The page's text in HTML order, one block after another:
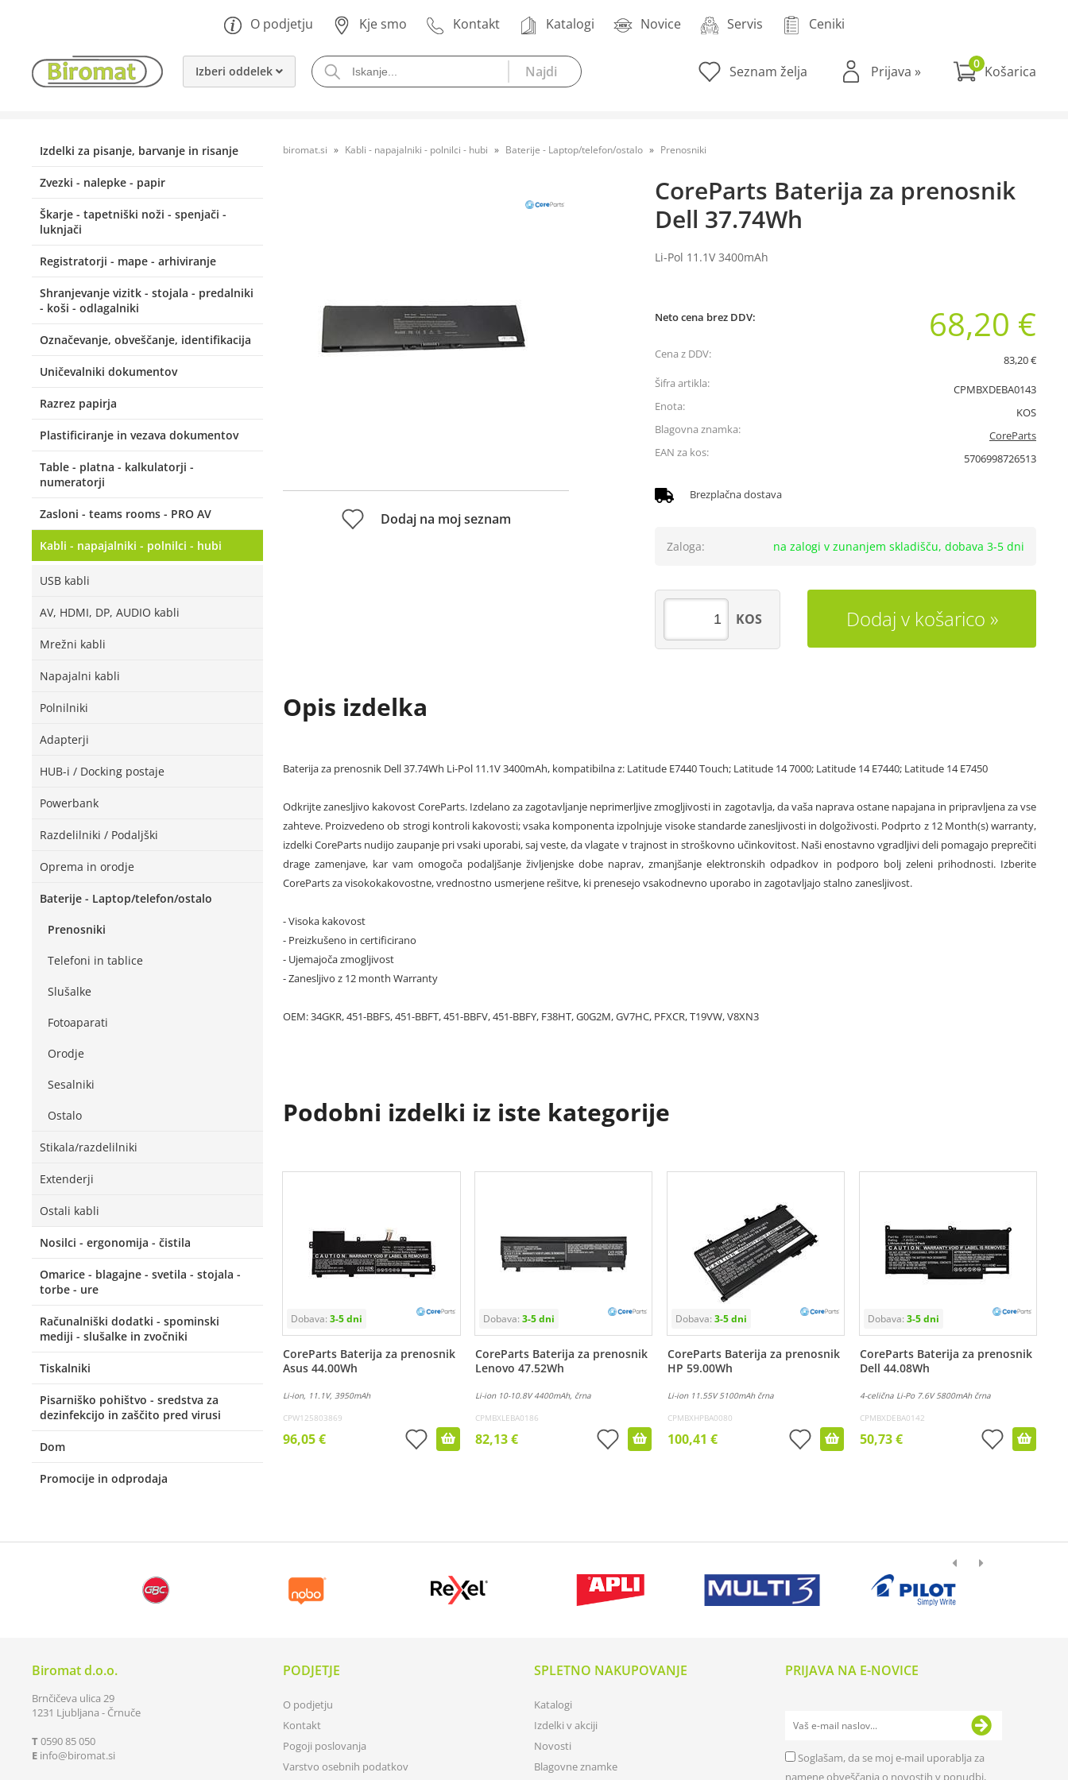
O podjetju Kje smo Kontakt Katalogi Novice Servis Ceniki
Izberi oddelek Seznam želja Prijava » 0
Izdelki za pisanje, barvanje in risanje
Zvezki - nalepke - papir
Škarje - tapetniški noži - spenjači -
luknjači
Registratorji - mape - arhiviranje
Shranjevanje vizitk - stojala - predalniki
- koši - odlagalniki
Označevanje, obveščanje, identifikacija
Uničevalniki dokumentov
Razrez papirja
Plastificiranje in vezava dokumentov
Table - platna - kalkulatorji -
numeratorji
Zasloni - teams rooms - PRO AV
Kabli - napajalniki - polnilci - hubi
USB kabli
AV, HDMI, DP, AUDIO kabli
Mrežni kabli
Napajalni kabli
Polnilniki
Adapterji
HUB-i / Docking postaje
Powerbank
Razdelilniki / Podaljški
Oprema in orodje
Baterije - Laptop/telefon/ostalo
Prenosniki
Telefoni in tablice
Slušalke
Fotoaparati
Orodje
Sesalniki
Ostalo
Stikala/razdelilniki
Extenderji
Ostali kabli
Nosilci - ergonomija - čistila
Omarice - blagajne - svetila - stojala -
torbe - ure
Računalniški dodatki - spominski
mediji - slušalke in zvočniki
Tiskalniki
Pisarniško pohištvo - sredstva za
dezinfekcijo in zaščito pred virusi
Dom
Promocije in odprodaja
biromat.si Kabli - napajalniki - polnilci - hubi Baterije - Laptop/telefon/ostalo Prenosniki
CoreParts Baterija za prenosnik
Dell 37.74Wh
Li-Pol 11.1V 3400mAh
Dodaj na moj seznam
Neto cena brez DDV: 68,20 €
Cena z DDV:
83,20 €
Šifra artikla:
CPMBXDEBA0143
Enota:
KOS
Blagovna znamka:
CoreParts
EAN za kos:
5706998726513
Brezplačna dostava
Zaloga: na zalogi v zunanjem skladišču, dobava 3-5 dni
Dodaj v košarico
KOS
Opis izdelka
Baterija za prenosnik Dell 37.74Wh Li-Pol 11.1V 3400mAh, kompatibilna z: Latitude E7440 Touch; Latitude 14 7000; Latitude 14 E7440; Latitude 14 E7450
Odkrijte zanesljivo kakovost CoreParts. Izdelano za zagotavljanje neprimerljive zmogljivosti in zagotavlja, da vaša naprava ostane napajana in pripravljena za vse
zahteve. Proizvedeno ob strogi kontroli kakovosti; vsaka komponenta izpolnjuje visoke standarde zanesljivosti in dolgoživosti. Podprto z 12 Month(s) warranty,
izdelki CoreParts nudijo zaupanje pri vsaki uporabi, saj veste, da vlagate v trajnost in stroškovno učinkovitost. Naši enostavno vgradljivi deli pomagajo preprečiti
drage zamenjave, kar vam omogoča podaljšanje življenjske dobe naprav, zmanjšanje elektronskih odpadkov in podporo bolj zeleni prihodnosti. Izberite
CoreParts za visokokakovostne, vrednostno usmerjene rešitve, ki prenesejo vsakodnevno uporabo in zagotavljajo stalno zanesljivost.
- Visoka kakovost
- Preizkušeno in certificirano
- Ujemajoča zmogljivost
- Zanesljivo z 12 month Warranty
OEM: 34GKR, 451-BBFS, 451-BBFT, 451-BBFV, 451-BBFY, F38HT, G0G2M, GV7HC, PFXCR, T19VW, V8XN3
Podobni izdelki iz iste kategorije
CoreParts Baterija za prenosnik
Asus 44.00Wh
Li-ion, 11.1V, 3950mAh
CPW125803869
96,05 €
CoreParts Baterija za prenosnik
Lenovo 47.52Wh
Li-ion 10-10.8V 4400mAh, črna
CPMBXLEBA0186
82,13 €
CoreParts Baterija za prenosnik
HP 59.00Wh
Li-ion 11.55V 5100mAh črna
CPMBXHPBA0080
100,41 €
CoreParts Baterija za prenosnik
Dell 44.08Wh
4-celična Li-Po 7.6V 5800mAh črna
CPMBXDEBA0142
50,73 €
Biromat d.o.o.
Brnčičeva ulica 29
1231 Ljubljana - Črnuče
T0590 85 050
E info biromat.si
PODJETJE
O podjetju
Kontakt
Pogoji poslovanja
Varstvo osebnih podatkov
SPLETNO NAKUPOVANJE
Katalogi
Izdelki v akciji
Novosti
Blagovne znamke
PRIJAVA NA E-NOVICE
Soglašam, da se moj e-mail uporablja za
namene obveščanja o novostih v ponudbi,